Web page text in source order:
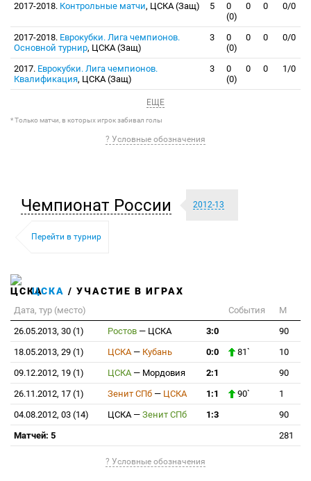
2017-2018. Контрольные матчи, ЦСКА (Защ) 5
0
(0)
0 0 0/0
2017-2018. Еврокубки. Лига чемпионов.
Основной турнир, ЦСКА (Защ)
3
0
(0)
0 0 0/0
2017. Еврокубки. Лига чемпионов.
Квалификация, ЦСКА (Защ)
3
0
(0)
0 0 1/0
ЕЩЕ
* Только матчи, в которых игрок забивал голы
? Условные обозначения
Чемпионат России 2012-13
Перейти в турнир
ЦСКА / УЧАСТИЕ В ИГРАХ
Дата, тур (место) События
М
26.05.2013, 30 (1)
Ростов — ЦСКА 3:0
90
18.05.2013, 29 (1)
ЦСКА — Кубань 0:0 81`
10
09.12.2012, 19 (1)
ЦСКА — Мордовия 2:1
90
26.11.2012, 17 (1)
Зенит СПб — ЦСКА 1:1 90`
1
04.08.2012, 03 (14)
ЦСКА — Зенит СПб 1:3
90
Матчей: 5
281
? Условные обозначения